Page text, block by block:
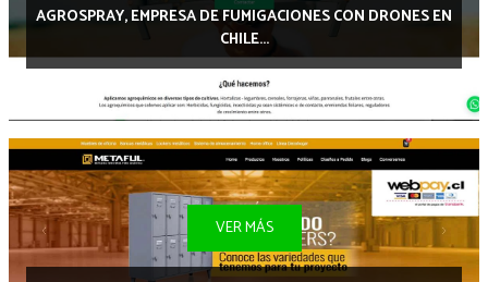
AGROSPRAY, EMPRESA DE FUMIGACIONES CON DRONES EN
CHILE...
VER MÁS